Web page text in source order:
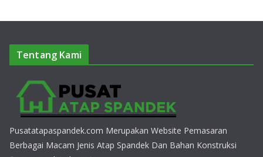
Tentang Kami
Pusatatapaspandek.com Merupakan Website Pemasaran
Berbagai Macam Jenis Atap Spandek Dan Bahan Konstruksi